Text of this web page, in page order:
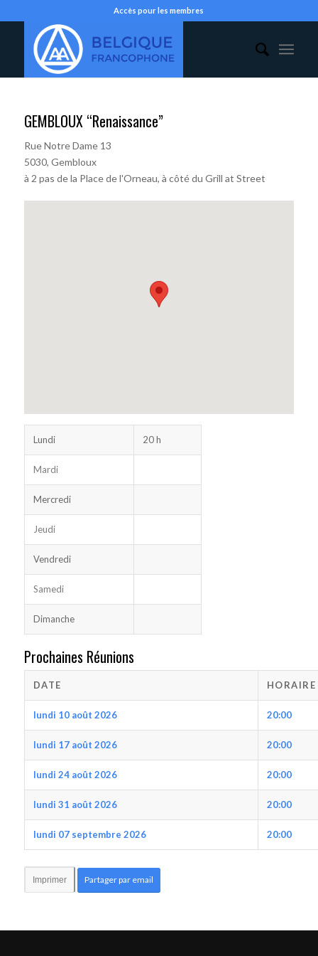
Accès pour les membres
GEMBLOUX “Renaissance”
Rue Notre Dame 13
5030, Gembloux
à 2 pas de la Place de l'Orneau, à côté du Grill at Street
Lundi 20 h
Mardi
Mercredi
Jeudi
Vendredi
Samedi
Dimanche
Prochaines Réunions
DATE HORAIRE
lundi 10 août 2026 20:00
lundi 17 août 2026 20:00
lundi 24 août 2026 20:00
lundi 31 août 2026 20:00
lundi 07 septembre 2026 20:00
Imprimer Partager par email